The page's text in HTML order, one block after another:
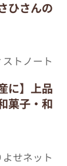
ひさんの
トノート
に】上品
菓子・和
せネット